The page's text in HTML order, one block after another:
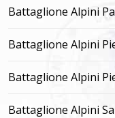
Battaglione Alpini
Battaglione Alpini
Battaglione Alpini
Battaglione Alpini